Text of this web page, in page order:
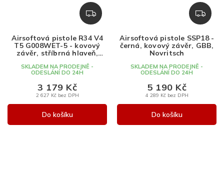
Z
D
R
M
Airsoftová pistole R34 V4
T5 G008WET-5 - kovový
závěr, stříbrná hlaveň,
SKLADEM NA PRODEJNĚ -
ODESLÁNÍ DO 24H
2 627 Kč bez DPH
3 179 Kč
Do košíku
Z
D
R
Airsoftová pistole SSP18 -
černá, kovový závěr, GBB,
Novritsch
SKLADEM NA PRODEJNĚ -
ODESLÁNÍ DO 24H
4 289 Kč bez DPH
5 190 Kč
Do košíku